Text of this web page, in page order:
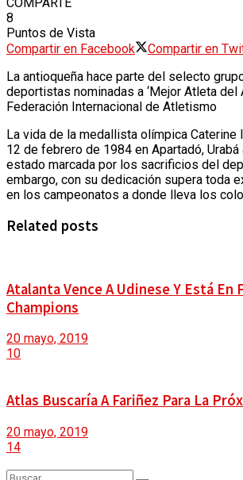
POLÍTICA
REVISTA DE PRENSA
ECONOMÍA
DEPORTES
GESTIÓN SOCIAL
MOVILIDAD
CALIDAD DE VIDA
CULTURA Y DIVERSIDAD
ANALISIS Y OPINIÓN
HISTORIAS Y PUEBLOS
CONTACTO
8
Puntos de Vista
Compartir en Facebook
Compartir en
La antioqueña hace parte del selecto
deportistas nominadas a ‘Mejor Atleta del
Federación Internacional de Atletismo
La vida de la medallista olímpica Caterine
12 de febrero de 1984 en Apartadó, Urabá
estado marcada por los sacrificios del
embargo, con su dedicación supera toda
en los campeonatos a donde lleva los
Related posts
Atalanta Vence A Udinese Y Está En
Champions
20 mayo, 2019
10
Atlas Buscaría A Fariñez Para La
20 mayo, 2019
14